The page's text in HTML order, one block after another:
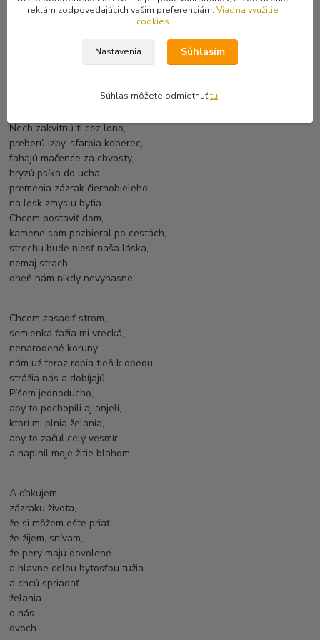
Chýbaš mi.
A ani nádhera matičky Zeme
Chcem robiť to mužské,
spraviť ti chlapčeka,
a za nimi oživiť aspoň ďalších
Nech zakvitnú ti cez lono,
preberú izby, sfarbia koberec,
ťahajú mačence za chvosty,
hryzú psíka do ucha,
premenia zázrak čiernobieleho
na lesk zmyslu bytia.
Chcem postaviť dom,
kamene som pozbieral po cestách,
strechu bude niesť naša láska,
nemaj strach,
oheň nám nikdy nevyhasne.
Chcem zasadiť strom,
semienka ťažia mi vrecká,
nenarodené koruny
nám už teraz robia tieň k obedu,
strážia nás a dobíjajú.
Píšem jednoducho,
aby to pochopili aj anjeli,
ktorí mi plnia želania,
aby to začul celý vesmír
a naplnil moje žitie blahom.
A ďakujem
zázraku života,
že si môžem ešte priať,
že žijem, snívam,
že pery majú dovolené
a hlavne celou bytosťou túžia
a chcú spriadať
želania
o nás
dvoch.
reklám zodpovedajúcich vašim preferenciám. Viac na využitie
cookies
Nastavenia Súhlasím
Súhlas môžete odmietnuťtu.